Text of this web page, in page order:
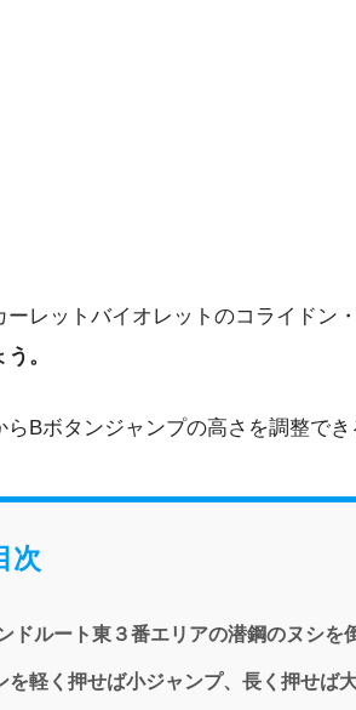
ーレットバイオレットのコライドン
。
らBボタンジャンプの高さを調整で
次
ドルート東３番エリアの潜鋼のヌシを
を軽く押せば小ジャンプ、長く押せば